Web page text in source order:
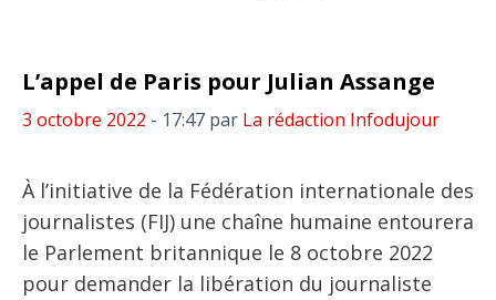
L’appel de Paris pour Julian Assange
3 octobre 2022 - 17:47 par La rédaction Infodujour
À l’initiative de la Fédération internationale des
journalistes (FIJ) une chaîne humaine entourera
le Parlement britannique le 8 octobre 2022
pour demander la libération du journaliste